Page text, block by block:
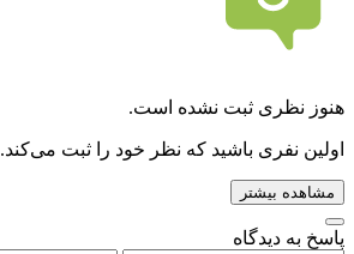
هنوز نظری ثبت نشده است.
اولین نفری باشید که نظر خود را ثبت می‌کند.
مشاهده بیشتر
پاسخ به دیدگاه